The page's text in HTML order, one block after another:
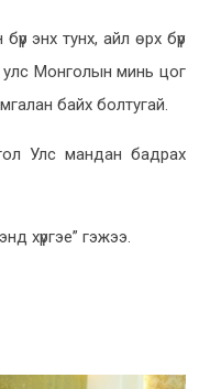
энх тунх, айл өрх бүр
улс Монголын минь цог
байх болтугай.
Улс мандан бадрах
хүргэе” гэжээ.